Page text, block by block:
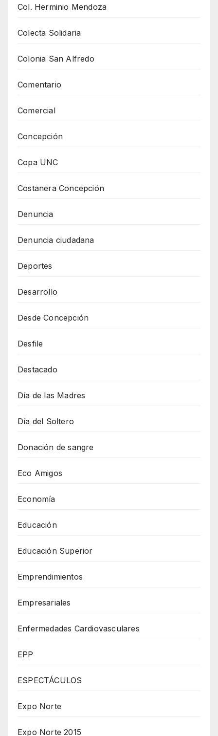
Col. Herminio Mendoza
Colecta Solidaria
Colonia San Alfredo
Comentario
Comercial
Concepción
Copa UNC
Costanera Concepción
Denuncia
Denuncia ciudadana
Deportes
Desarrollo
Desde Concepción
Desfile
Destacado
Día de las Madres
Día del Soltero
Donación de sangre
Eco Amigos
Economía
Educación
Educación Superior
Emprendimientos
Empresariales
Enfermedades Cardiovasculares
EPP
ESPECTÁCULOS
Expo Norte
Expo Norte 2015